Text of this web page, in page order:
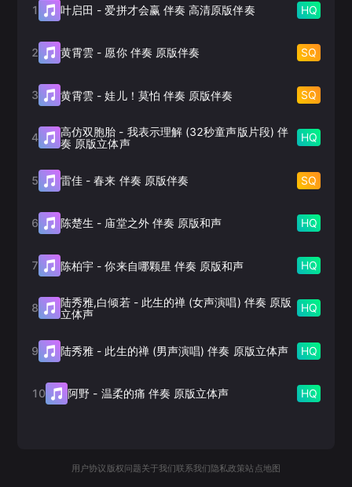
1 叶启田 -爱拼才会赢 伴奏 高清原版伴奏 HQ
2 黄霄雲 - 愿你 伴奏 原版伴奏 SQ
3 黄霄雲 -娃儿！莫怕 伴奏 原版伴奏 SQ
4 高仿双胞胎 - 我表示理解 (32秒童声版片段) 伴
奏 原版立体声
HQ
5 雷佳 -春来 伴奏 原版伴奏 SQ
6 陈楚生 - 庙堂之外 伴奏 原版和声 HQ
7 陈柏宇 -你来自哪颗星 伴奏 原版和声 HQ
8 陆秀雅,白倾若- 此生的禅 (女声演唱) 伴奏 原版
立体声
HQ
9 陆秀雅 - 此生的禅 (男声演唱) 伴奏 原版立体声 HQ
10 阿野 - 温柔的痛 伴奏 原版立体声 HQ
用户协议 版权问题关于我们联系我们 隐私政策站点地图